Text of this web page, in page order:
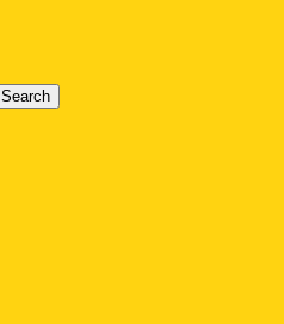
Search